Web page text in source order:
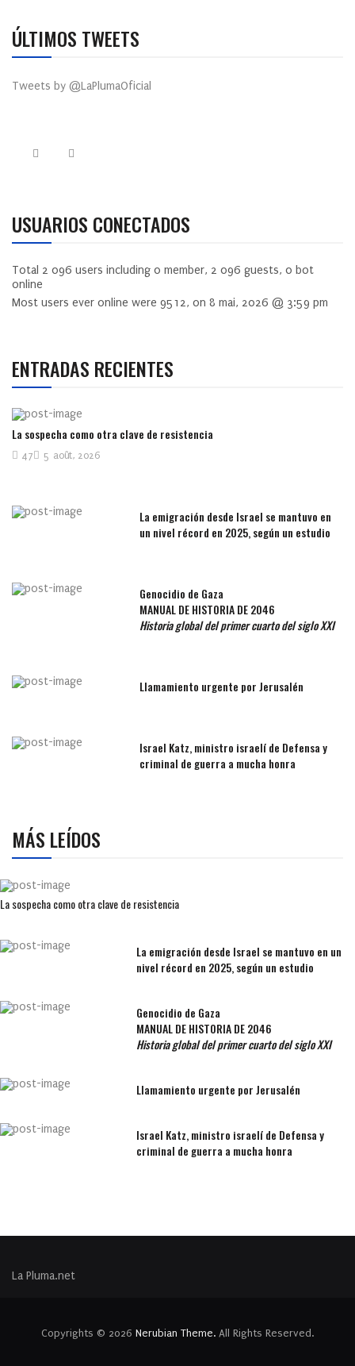
ÚLTIMOS TWEETS
Tweets by @LaPlumaOficial
USUARIOS CONECTADOS
Total 2 096 users including 0 member, 2 096 guests, 0 bot
online
Most users ever online were 9512, on 8 mai, 2026 @ 3:59 pm
ENTRADAS RECIENTES
La sospecha como otra clave de resistencia
5 août, 2026
47
La emigración desde Israel se mantuvo en
un nivel récord en 2025, según un estudio
Genocidio de Gaza
MANUAL DE HISTORIA DE 2046
Historia global del primer cuarto del siglo XXI
Llamamiento urgente por Jerusalén
Israel Katz, ministro israelí de Defensa y
criminal de guerra a mucha honra
MÁS LEÍDOS
La sospecha como otra clave de resistencia
La emigración desde Israel se mantuvo en un
nivel récord en 2025, según un estudio
Genocidio de Gaza
MANUAL DE HISTORIA DE 2046
Historia global del primer cuarto del siglo XXI
Llamamiento urgente por Jerusalén
Israel Katz, ministro israelí de Defensa y
criminal de guerra a mucha honra
La Pluma.net
Copyrights © 2026 Nerubian Theme. All Rights Reserved.